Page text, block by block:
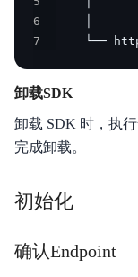
6
7
└──
卸载SDK
卸载 SDK 时，执
完成卸载。
初始化
确认Endpoint